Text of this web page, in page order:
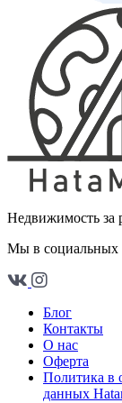
Недвижимость за
Мы в социальных
Блог
Контакты
О нас
Оферта
Политика в
данных